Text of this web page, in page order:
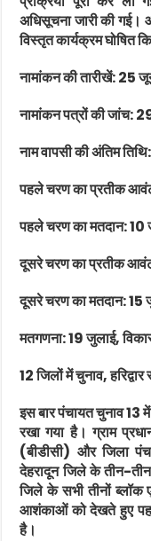
अधिसूचना जारी की गई।
विस्तृत कार्यक्रम घोषित
नामांकन की तारीखें:
नामांकन पत्रों की जांच:
नाम वापसी की अंतिम
पहले चरण का प्रतीक
पहले चरण का मतदान:
दूसरे चरण का प्रतीक
दूसरे चरण का मतदान: 15
मतगणना: 19 जुलाई,
12 जिलों में चुनाव, हरिद्वार
इस बार पंचायत चुनाव 13
रखा गया है। ग्राम
(बीडीसी) और जिला
देहरादून जिले के तीन-
जिले के सभी तीनों ब्लॉक
आशंकाओं को देखते हुए
है।